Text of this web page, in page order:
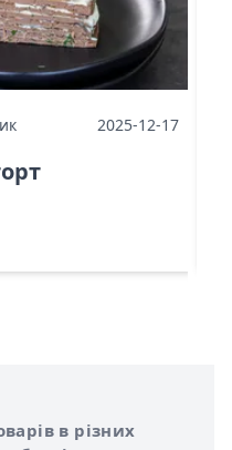
2025-12-17
в різних